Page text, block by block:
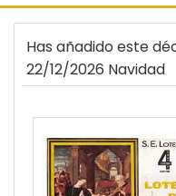
Has añadido este
22/12/2026 Navidad